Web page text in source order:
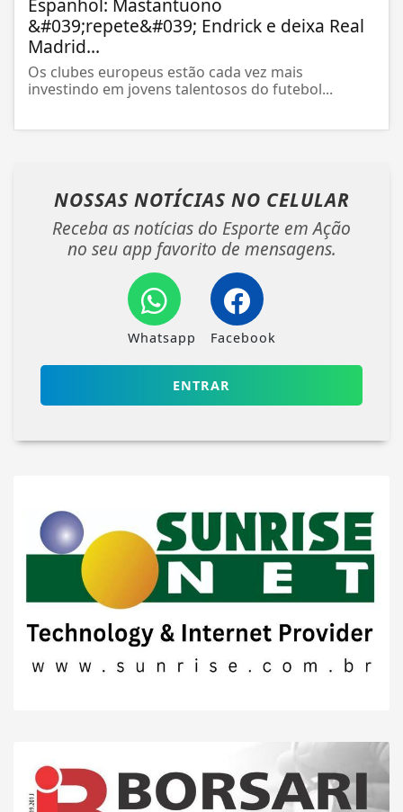
Espanhol: Mastantuono
&#039;repete&#039; Endrick e deixa Real
Madrid...
Os clubes europeus estão cada vez mais
investindo em jovens talentosos do futebol...
NOSSAS NOTÍCIAS NO CELULAR
Receba as notícias do Esporte em Ação
no seu app favorito de mensagens.
Whatsapp Facebook
ENTRAR